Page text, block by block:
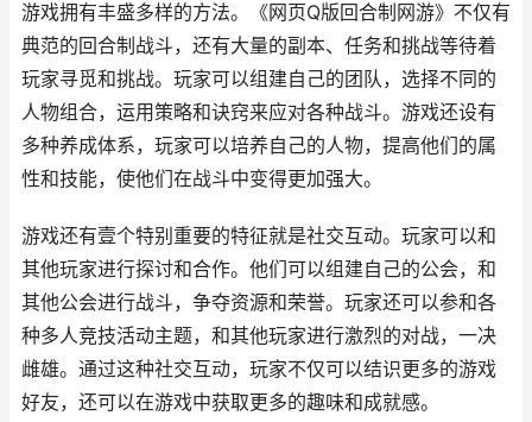
游戏拥有丰盛多样的方法。《网页Q版回合制网游》不仅有
典范的回合制战斗，还有大量的副本、任务和挑战等待着
玩家寻觅和挑战。玩家可以组建自己的团队，选择不同的
人物组合，运用策略和诀窍来应对各种战斗。游戏还设有
多种养成体系，玩家可以培养自己的人物，提高他们的属
性和技能，使他们在战斗中变得更加强大。
游戏还有壹个特别重要的特征就是社交互动。玩家可以和
其他玩家进行探讨和合作。他们可以组建自己的公会，和
其他公会进行战斗，争夺资源和荣誉。玩家还可以参和各
种多人竞技活动主题，和其他玩家进行激烈的对战，一决
雌雄。通过这种社交互动，玩家不仅可以结识更多的游戏
好友，还可以在游戏中获取更多的趣味和成就感。